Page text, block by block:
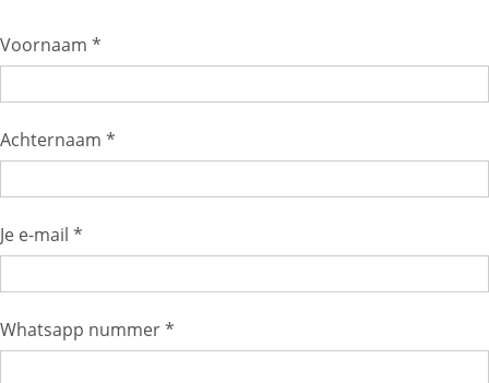
Voornaam *
Achternaam *
Je e-mail *
Whatsapp nummer *